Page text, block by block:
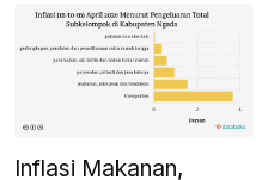
Inflasi Makanan,